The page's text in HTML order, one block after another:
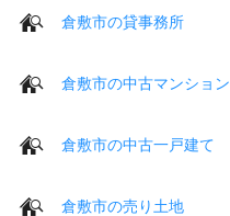
倉敷市の貸事務所
倉敷市の中古マンション
倉敷市の中古一戸建て
倉敷市の売り土地